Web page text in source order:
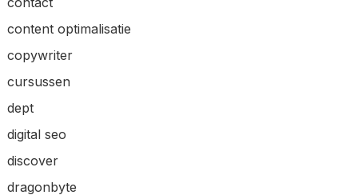
content optimalisatie
copywriter
cursussen
dept
digital seo
discover
dragonbyte